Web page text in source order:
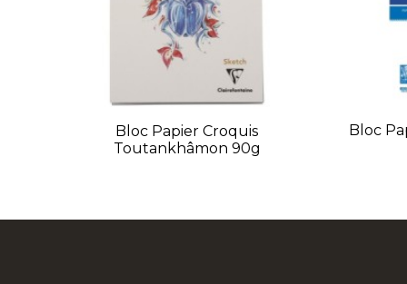
Bloc Papier Croquis
Toutankhâmon 90g
Bloc